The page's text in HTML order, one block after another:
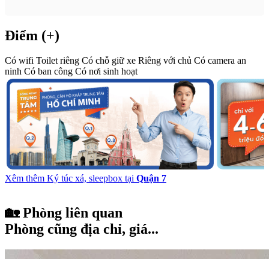
Điểm (+)
Có wifi Toilet riêng Có chỗ giữ xe Riêng với chủ Có camera an
ninh Có ban công Có nơi sinh hoạt
Xêm thêm Ký túc xá, sleepbox tại Quận 7
🏡 Phòng liên quan
Phòng cũng địa chỉ, giá...